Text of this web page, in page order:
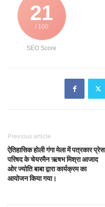
21
/ 100
SEO Score
Previous article
ऐतिहासिक होली गंगा मेला में पत्रकार प्रेस
परिषद के चेयरमैन ऋषभ मिश्रा आजाद
ओर ज्योति बाबा द्वारा कार्यक्रम का
आयोजन किया गया।